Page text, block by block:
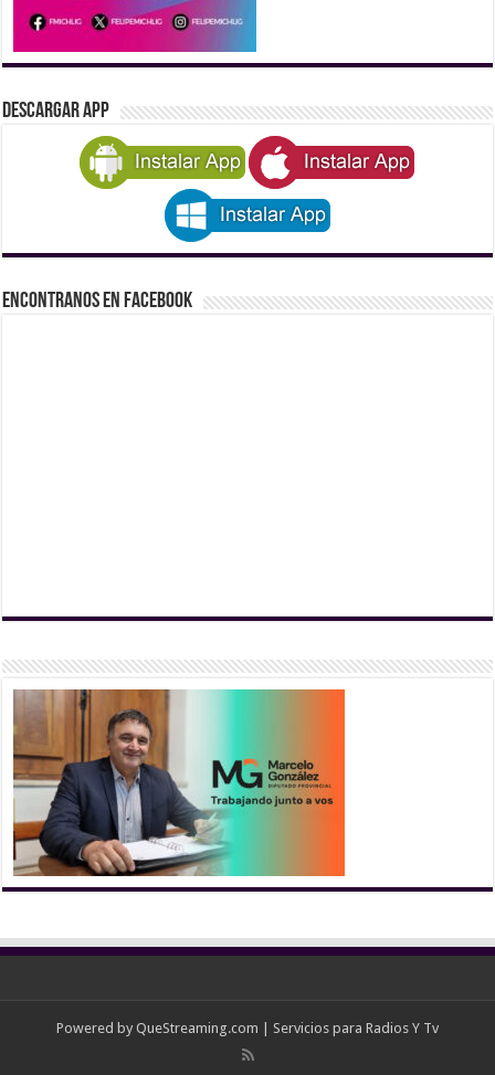
DESCARGAR APP
Encontranos en Facebook
Powered by QueStreaming.com | Servicios para Radios Y Tv